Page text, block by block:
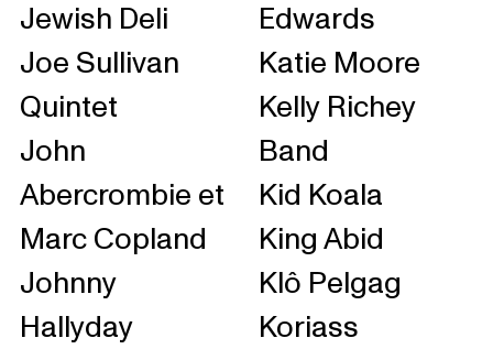
Jewish Deli
Joe Sullivan
Quintet
John
Abercrombie et
Marc Copland
Johnny
Hallyday
Edwards
Katie Moore
Kelly Richey
Band
Kid Koala
King Abid
Klô Pelgag
Koriass